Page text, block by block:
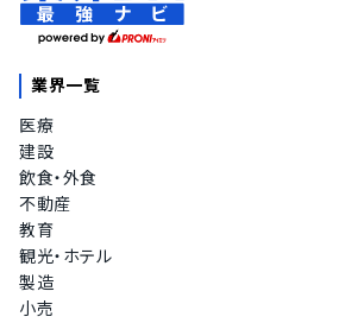
業界一覧
医療
建設
飲食・外食
不動産
教育
観光・ホテル
製造
小売